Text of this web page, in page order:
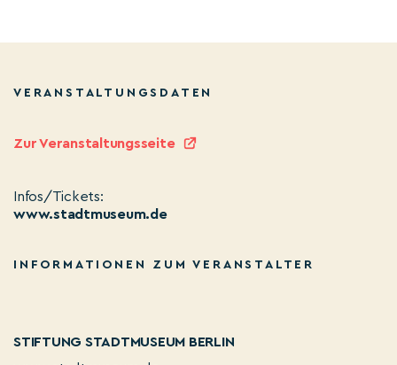
VERANSTALTUNGSDATEN
Zur Veranstaltungsseite
Infos/Tickets:
www.stadtmuseum.de
INFORMATIONEN ZUM VERANSTALTER
STIFTUNG STADTMUSEUM BERLIN